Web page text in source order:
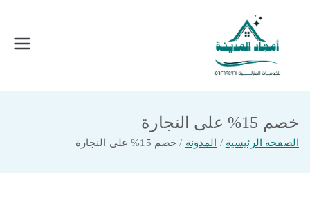
المحتوى
امجاد المدينة للخدمات المنزلية
خصم 15% على النجارة
الصفحة الرئيسية المدونة خصم 15% على النجارة